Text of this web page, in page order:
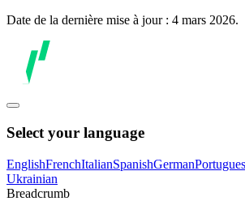
Date de la dernière mise à jour : 4 mars 2026.
Select your language
EnglishFrenchItalianSpanishGerman
Ukrainian
Breadcrumb